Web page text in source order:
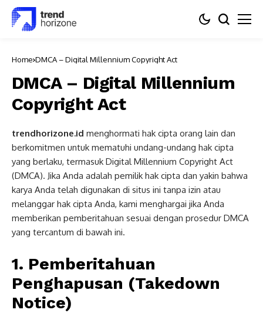
Home DMCA – Digital Millennium Copyright Act
DMCA – Digital Millennium
Copyright Act
trendhorizone.id menghormati hak cipta orang lain dan
berkomitmen untuk mematuhi undang-undang hak cipta
yang berlaku, termasuk Digital Millennium Copyright Act
(DMCA). Jika Anda adalah pemilik hak cipta dan yakin bahwa
karya Anda telah digunakan di situs ini tanpa izin atau
melanggar hak cipta Anda, kami menghargai jika Anda
memberikan pemberitahuan sesuai dengan prosedur DMCA
yang tercantum di bawah ini.
1. Pemberitahuan
Penghapusan (Takedown
Notice)